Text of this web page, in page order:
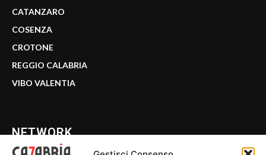
CATANZARO
COSENZA
CROTONE
REGGIO CALABRIA
VIBO VALENTIA
NETWORK